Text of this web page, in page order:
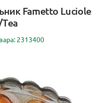
Fametto Luciole
2313400